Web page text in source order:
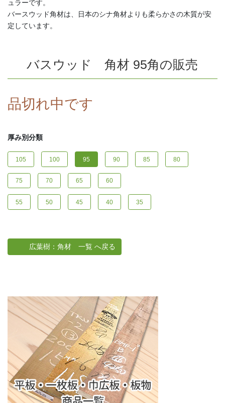
ュラーです。
バースウッド角材は、日本のシナ角材よりも柔らかさの木質が安
定しています。
バスウッド 角材 95角の販売
品切れ中です
厚み別分類
105 100 95 90 85 80
75 70 65 60
55 50 45 40 35
広葉樹：角材 一覧 へ戻る